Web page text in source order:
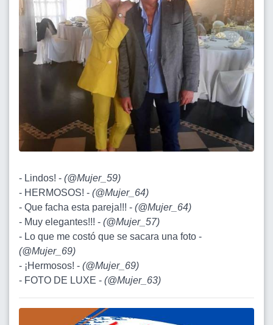
- Lindos! - (@Mujer_59)
- HERMOSOS! - (@Mujer_64)
- Que facha esta pareja!!! - (@Mujer_64)
- Muy elegantes!!! - (@Mujer_57)
- Lo que me costó que se sacara una foto -
(@Mujer_69)
- ¡Hermosos! - (@Mujer_69)
- FOTO DE LUXE - (@Mujer_63)